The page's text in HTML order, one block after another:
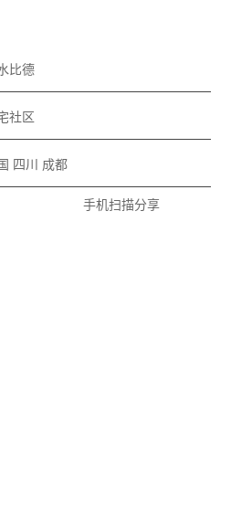
比德
社区
四川 成都
手机扫描分享